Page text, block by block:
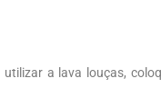
a lava louças,